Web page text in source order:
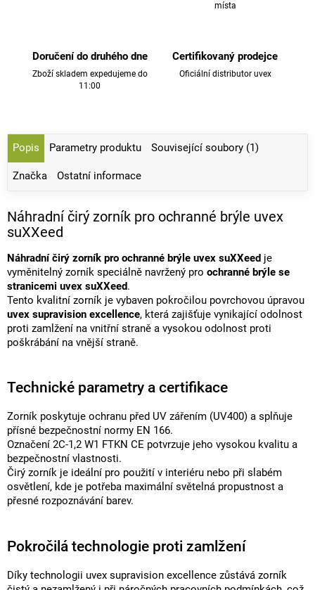
místa
Doručení do druhého dne
Zboží skladem expedujeme do
11:00
Certifikovaný prodejce
Oficiální distributor uvex
Popis Parametry produktu Související soubory (1)
Značka Ostatní informace
Náhradní čirý zorník pro ochranné brýle uvex
suXXeed
Náhradní čirý zorník pro ochranné brýle uvex suXXeed je
vyměnitelný zorník speciálně navržený pro ochranné brýle se
stranicemi uvex suXXeed.
Tento kvalitní zorník je vybaven pokročilou povrchovou úpravou
uvex supravision excellence, která zajišťuje vynikající odolnost
proti zamlžení na vnitřní straně a vysokou odolnost proti
poškrábání na vnější straně.
Technické parametry a certifikace
Zorník poskytuje ochranu před UV zářením (UV400) a splňuje
přísné bezpečnostní normy EN 166.
Označení 2C-1,2 W1 FTKN CE potvrzuje jeho vysokou kvalitu a
bezpečnostní vlastnosti.
Čirý zorník je ideální pro použití v interiéru nebo při slabém
osvětlení, kde je potřeba maximální světelná propustnost a
přesné rozpoznávání barev.
Pokročilá technologie proti zamlžení
Díky technologii uvex supravision excellence zůstává zorník